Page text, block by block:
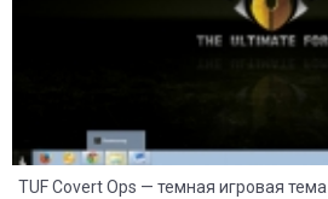
TUF Covert Ops — темная игровая тема